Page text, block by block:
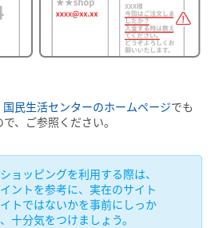
国民生活センターのホームページでも
、ご参照ください。
ョッピングを利用する際は、
ントを参考に、実在のサイト
トではないかを事前にしっか
十分気をつけましょう。